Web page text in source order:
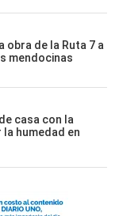
obra de la Ruta 7 a
mendocinas
casa con la
humedad en